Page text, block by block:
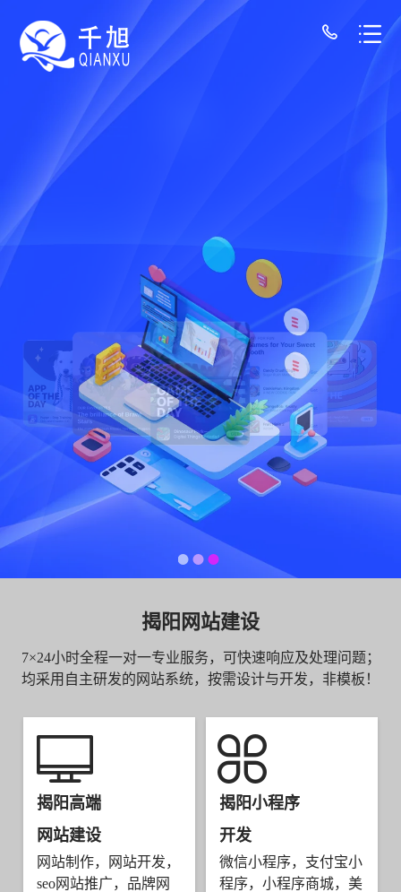
揭阳网站建设公司-千旭网络（12年经验/30+
揭阳企业seo推广
通过线上搜索引挚seo优化推广企业
揭阳网站建设
7×24小时全程一对一专业服务，可快速响应及处理问题；
均采用自主研发的网站系统，按需设计与开发，非模板！
揭阳高端
网站建设
网站制作，网站开发，
seo网站推广，品牌网
揭阳小程序
开发
微信小程序，支付宝小
程序，小程序商城，美